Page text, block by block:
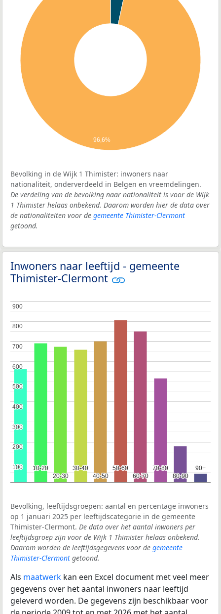
96,6%
Bevolking in de Wijk 1 Thimister: inwoners naar
nationaliteit, onderverdeeld in Belgen en vreemdelingen.
De verdeling van de bevolking naar nationaliteit is voor de Wijk
1 Thimister helaas onbekend. Daarom worden hier de data over
de nationaliteiten voor de gemeente Thimister-Clermont
getoond.
Inwoners naar leeftijd - gemeente
Thimister-Clermont
10-20
10-20
20-30
20-30
30-40
30-40
40-50
40-50
50-60
50-60
60-70
60-70
70-80
70-80
80-90
80-90
90+
90+
100
100
200
200
300
300
400
400
500
500
600
600
700
700
800
800
900
900
Bevolking, leeftijdsgroepen: aantal en percentage inwoners
op 1 januari 2025 per leeftijdscategorie in de gemeente
Thimister-Clermont. De data over het aantal inwoners per
leeftijdsgroep zijn voor de Wijk 1 Thimister helaas onbekend.
Daarom worden de leeftijdsgegevens voor de gemeente
Thimister-Clermont getoond.
Als maatwerk kan een Excel document met veel meer
gegevens over het aantal inwoners naar leeftijd
geleverd worden. De gegevens zijn beschikbaar voor